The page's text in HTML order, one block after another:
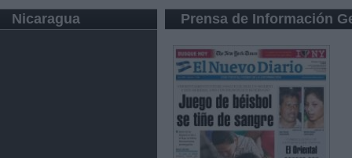
Nicaragua Prensa de Información